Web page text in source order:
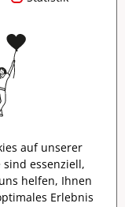
auf unserer
sind essenziell,
helfen, Ihnen
Erlebnis